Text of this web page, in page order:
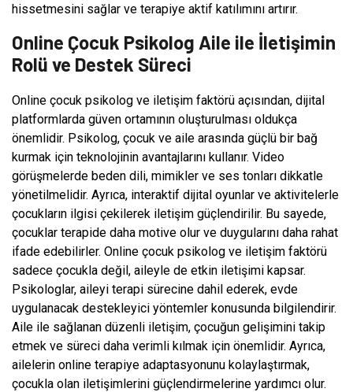
hissetmesini sağlar ve terapiye aktif katılımını artırır.
Online Çocuk Psikolog Aile ile İletişimin
Rolü ve Destek Süreci
Online çocuk psikolog ve iletişim faktörü açısından, dijital
platformlarda güven ortamının oluşturulması oldukça
önemlidir. Psikolog, çocuk ve aile arasında güçlü bir bağ
kurmak için teknolojinin avantajlarını kullanır. Video
görüşmelerde beden dili, mimikler ve ses tonları dikkatle
yönetilmelidir. Ayrıca, interaktif dijital oyunlar ve aktivitelerle
çocukların ilgisi çekilerek iletişim güçlendirilir. Bu sayede,
çocuklar terapide daha motive olur ve duygularını daha rahat
ifade edebilirler. Online çocuk psikolog ve iletişim faktörü
sadece çocukla değil, aileyle de etkin iletişimi kapsar.
Psikologlar, aileyi terapi sürecine dahil ederek, evde
uygulanacak destekleyici yöntemler konusunda bilgilendirir.
Aile ile sağlanan düzenli iletişim, çocuğun gelişimini takip
etmek ve süreci daha verimli kılmak için önemlidir. Ayrıca,
ailelerin online terapiye adaptasyonunu kolaylaştırmak,
çocukla olan iletişimlerini güçlendirmelerine yardımcı olur.